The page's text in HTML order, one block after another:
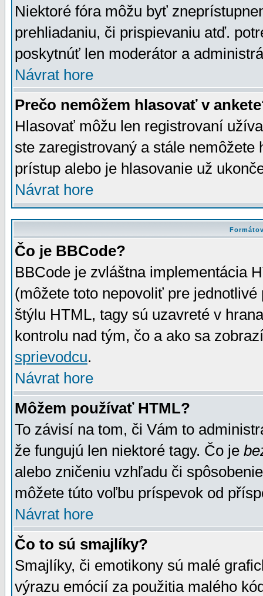
Niektoré fóra môžu byť
prehliadaniu, či prispievaniu atď.
poskytnúť len moderátor a
Návrat hore
Prečo nemôžem hlasovať v
Hlasovať môžu len registrovaní
ste zaregistrovaný a stále
prístup alebo je hlasovanie už
Návrat hore
Čo je BBCode?
BBCode je zvláštna implementácia
(môžete toto nepovoliť pre
štýlu HTML, tagy sú uzavreté v
kontrolu nad tým, čo a ako sa
sprievodcu.
Návrat hore
Môžem používať HTML?
To závisí na tom, či Vám to
že fungujú len niektoré tagy. Čo je
alebo zničeniu vzhľadu či
môžete túto voľbu príspevok od
Návrat hore
Čo to sú smajlíky?
Smajlíky, či emotikony sú malé
výrazu emócií za použitia malého